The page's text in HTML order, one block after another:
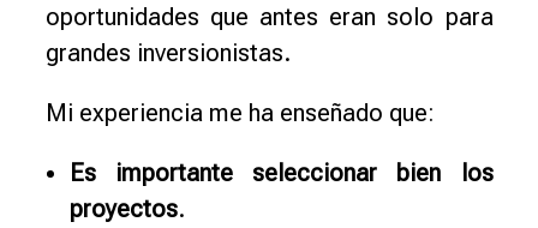
oportunidades que antes eran solo para
grandes inversionistas.
Mi experiencia me ha enseñado que:
Es importante seleccionar bien los
proyectos.